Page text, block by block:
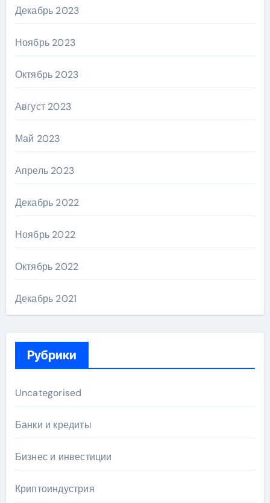
Декабрь 2023
Ноябрь 2023
Октябрь 2023
Август 2023
Май 2023
Апрель 2023
Декабрь 2022
Ноябрь 2022
Октябрь 2022
Декабрь 2021
Рубрики
Uncategorised
Банки и кредиты
Бизнес и инвестиции
Криптоиндустрия